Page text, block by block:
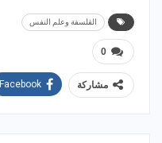
الفلسفة وعلم النفس
0
مشاركة Facebook